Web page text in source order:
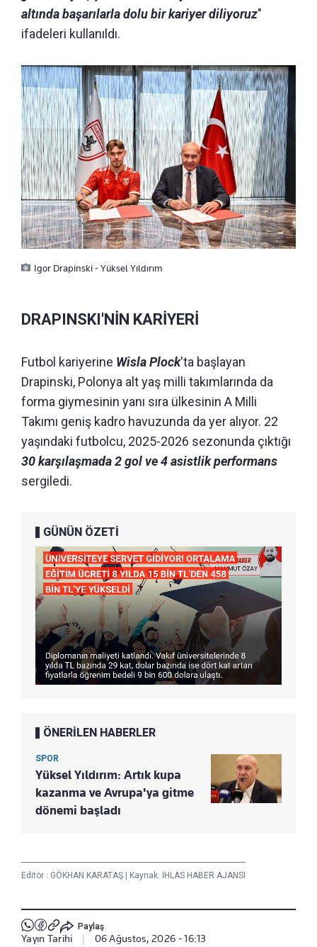
altında başarılarla dolu bir kariyer diliyoruz"
ifadeleri kullanıldı.
Igor Drapinski - Yüksel Yıldırım
DRAPINSKI'NİN KARİYERİ
Futbol kariyerine Wisla Plock'ta başlayan
Drapinski, Polonya alt yaş milli takımlarında da
forma giymesinin yanı sıra ülkesinin A Milli
Takımı geniş kadro havuzunda da yer alıyor. 22
yaşındaki futbolcu, 2025-2026 sezonunda çıktığı
30 karşılaşmada 2 gol ve 4 asistlik performans
sergiledi.
GÜNÜN ÖZETİ
ÖNERİLEN HABERLER
SPOR
Yüksel Yıldırım: Artık kupa
kazanma ve Avrupa'ya gitme
dönemi başladı
Editör : GÖKHAN KARATAŞ Kaynak: İHLAS HABER AJANSI
Paylaş
Yayın Tarihi 06 Ağustos, 2026 - 16:13